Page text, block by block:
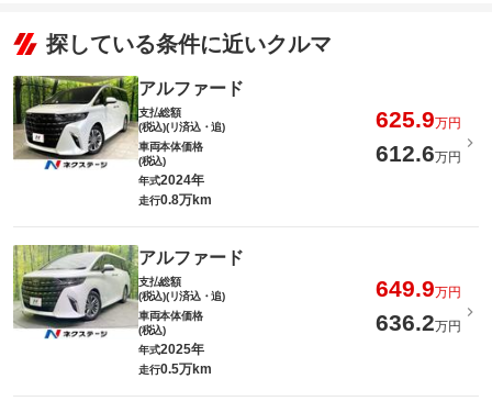
探している条件に近いクルマ
アルファード
支払総額
(税込)(リ済込・追)
625.9万円
車両本体価格
(税込)
612.6万円
年式2024年
走行0.8万km
アルファード
支払総額
(税込)(リ済込・追)
649.9万円
車両本体価格
(税込)
636.2万円
年式2025年
走行0.5万km